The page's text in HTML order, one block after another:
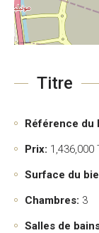
Titre
Référence du
Prix: 1,436,000
Surface du
Chambres: 3
Salles de